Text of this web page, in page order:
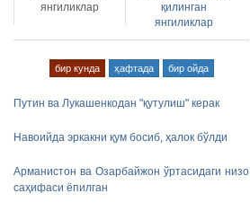
янгиликлар
қилинган
янгиликлар
бир кунда ҳафтада бир ойда
Путин ва Лукашенкодан "қутулиш" керак
Навоийда эркакни қум босиб, ҳалок бўлди
Арманистон ва Озарбайжон ўртасидаги низо
саҳифаси ёпилган